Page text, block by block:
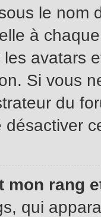
le nom
à
les avatars
Si vous
du
désactiver
mon rang
qui